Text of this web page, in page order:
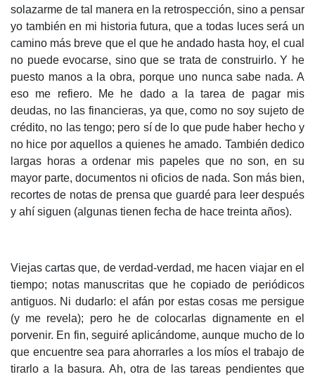
solazarme de tal manera en la retrospección, sino a pensar
yo también en mi historia futura, que a todas luces será un
camino más breve que el que he andado hasta hoy, el cual
no puede evocarse, sino que se trata de construirlo. Y he
puesto manos a la obra, porque uno nunca sabe nada. A
eso me refiero. Me he dado a la tarea de pagar mis
deudas, no las financieras, ya que, como no soy sujeto de
crédito, no las tengo; pero sí de lo que pude haber hecho y
no hice por aquellos a quienes he amado. También dedico
largas horas a ordenar mis papeles que no son, en su
mayor parte, documentos ni oficios de nada. Son más bien,
recortes de notas de prensa que guardé para leer después
y ahí siguen (algunas tienen fecha de hace treinta años).
Viejas cartas que, de verdad-verdad, me hacen viajar en el
tiempo; notas manuscritas que he copiado de periódicos
antiguos. Ni dudarlo: el afán por estas cosas me persigue
(y me revela); pero he de colocarlas dignamente en el
porvenir. En fin, seguiré aplicándome, aunque mucho de lo
que encuentre sea para ahorrarles a los míos el trabajo de
tirarlo a la basura. Ah, otra de las tareas pendientes que